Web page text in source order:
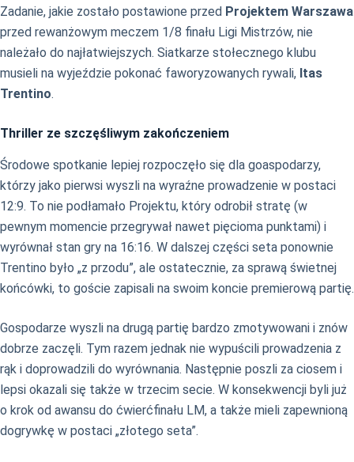
Zadanie, jakie zostało postawione przed Projektem Warszawa
przed rewanżowym meczem 1/8 finału Ligi Mistrzów, nie
należało do najłatwiejszych. Siatkarze stołecznego klubu
musieli na wyjeździe pokonać faworyzowanych rywali, Itas
Trentino.
Thriller ze szczęśliwym zakończeniem
Środowe spotkanie lepiej rozpoczęło się dla goaspodarzy,
którzy jako pierwsi wyszli na wyraźne prowadzenie w postaci
12:9. To nie podłamało Projektu, który odrobił stratę (w
pewnym momencie przegrywał nawet pięcioma punktami) i
wyrównał stan gry na 16:16. W dalszej części seta ponownie
Trentino było „z przodu”, ale ostatecznie, za sprawą świetnej
końcówki, to goście zapisali na swoim koncie premierową partię.
Gospodarze wyszli na drugą partię bardzo zmotywowani i znów
dobrze zaczęli. Tym razem jednak nie wypuścili prowadzenia z
rąk i doprowadzili do wyrównania. Następnie poszli za ciosem i
lepsi okazali się także w trzecim secie. W konsekwencji byli już
o krok od awansu do ćwierćfinału LM, a także mieli zapewnioną
dogrywkę w postaci „złotego seta”.